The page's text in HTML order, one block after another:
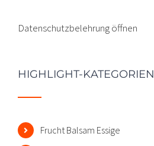
Datenschutzbelehrung öffnen
HIGHLIGHT-KATEGORIEN
Frucht Balsam Essige